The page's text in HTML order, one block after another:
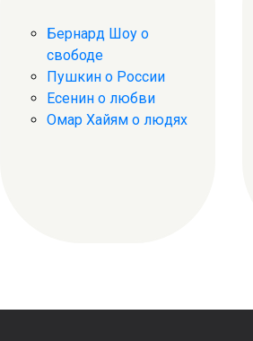
Бернард Шоу о
свободе
Пушкин о России
Есенин о любви
Омар Хайям о людях